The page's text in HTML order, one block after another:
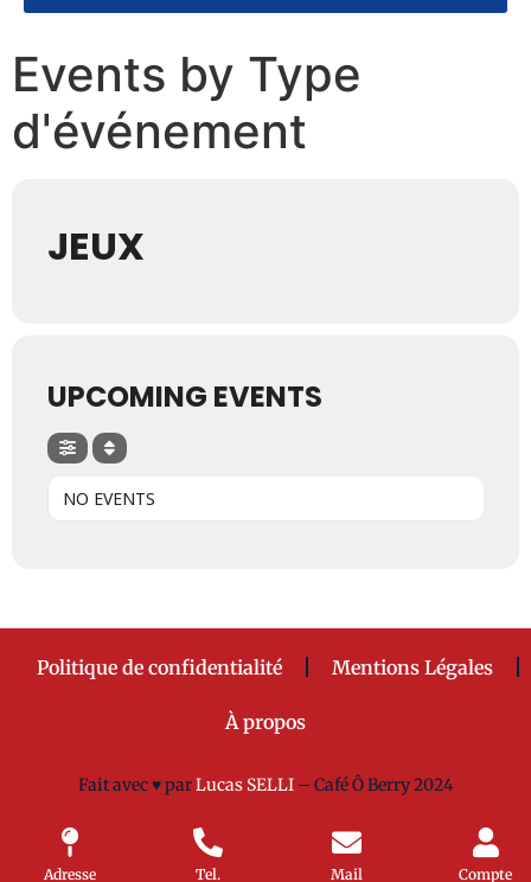
Adresse Tel. Mail Compte
Events by Type
d'événement
JEUX
UPCOMING EVENTS
NO EVENTS
Fait avec♥ parLucas SELLI – Café Ô Berry 2024
Politique de confidentialité Mentions Légales
À propos